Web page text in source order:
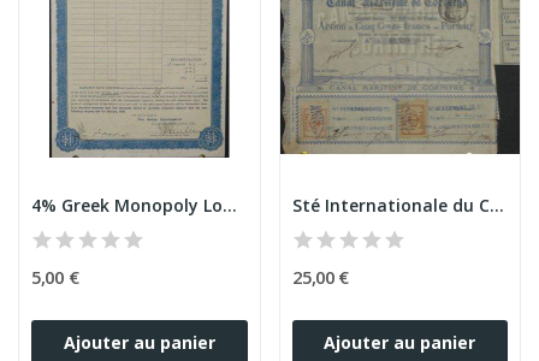
4% Greek Monopoly Loan of 1887
5,00 €
Ajouter au panier
Sté Internationale du Canal Maritime de...
25,00 €
Ajouter au panier